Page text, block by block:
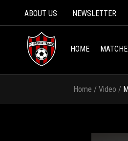
ABOUT US NEWSLETTER
HOME
Home / Video /